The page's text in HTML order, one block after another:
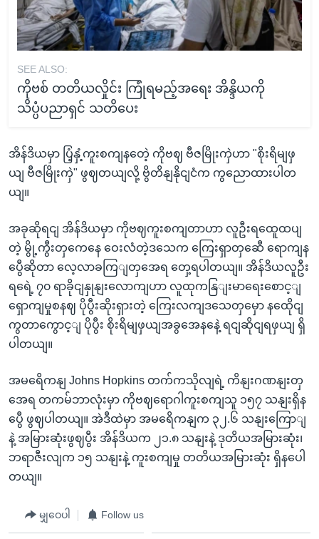
SEE ALSO:
ကိုဗစ် တတိယလှိုင်း ကြုံရမည့်အရေး အိန္ဒိယကို
သိပ္ပံပညာရှင် သတိပေး
အိန်ဒိယမှာ ပြံ့နှံ့ကူးစကျနတေဲ့ ကိုဗဈ ဗီဇမြိုးကှဲဟာ "စိုးရိမျဖှ
ယျ ဗီဇမြိုးကှဲ" ဖွဈတယျလို့ ဗွိတိနျနိုငျငံက ကွညောထားပါတ
ယျ။
အခုဆိုရငျ အိန်ဒိယမှာ ကိုဗဈကူးစကျတာဟာ လူဦးရထေူထပျ
တဲ့ မွို့ကွီးတှကေနေ ဝေးလံတဲ့ဒသေက ကြေးရှာတှဆေီ ရောကျန
ပွေီဆိုတာ လေ့လာခကြျတှအေရ တှေ့ရပါတယျ။ အိန်ဒိယလူဦး
ရရေဲ့ ၇၀ ရာခိုငျနှုနျးလောကျဟာ လူထုကနြျးမာရေးစောင့ျ
ရှောကျမှုစနဈ ပိုပွီးဆိုးရှားတဲ့ ကြေးလကျဒသေတှမှော နထေိုငျ
ကွတာကွောင့ျ ပိုပွီး စိုးရိမျဖှယျအခွအေနနေဲ့ ရငျဆိုငျရဖှယျ ရှိ
ပါတယျ။
အမရေိကနျ Johns Hopkins တက်ကသိုလျရဲ့ ကိနျးဂဏနျးတှ
အေရ တကမ်ဘာလုံးမှာ ကိုဗဈရောဂါကူးစကျသူ ၁၅၇ သနျးရှိန
ပွေီ ဖွဈပါတယျ။ အဲဒီထဲမှာ အမရေိကနျက ၃၂.၆ သနျးကြောျ
နဲ့ အမြားဆုံးဖွဈပွီး အိန်ဒိယက ၂၁.၈ သနျးနဲ့ ဒုတိယအမြားဆုံး၊
ဘရာဇီးလျက ၁၅ သနျးနဲ့ ကူးစကျမှု တတိယအမြားဆုံး ရှိနပေါ
တယျ။
မျှဝေပါ Follow us